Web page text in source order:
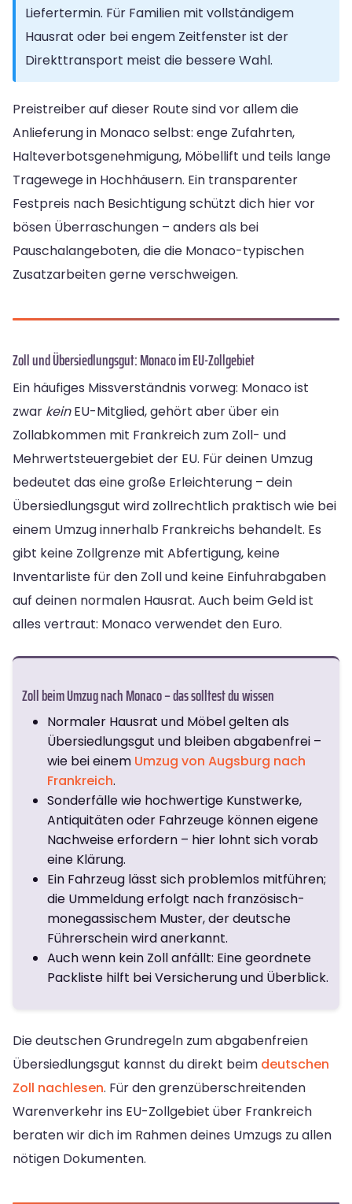
Liefertermin. Für Familien mit vollständigem
Hausrat oder bei engem Zeitfenster ist der
Direkttransport meist die bessere Wahl.
Preistreiber auf dieser Route sind vor allem die
Anlieferung in Monaco selbst: enge Zufahrten,
Halteverbotsgenehmigung, Möbellift und teils lange
Tragewege in Hochhäusern. Ein transparenter
Festpreis nach Besichtigung schützt dich hier vor
bösen Überraschungen – anders als bei
Pauschalangeboten, die die Monaco-typischen
Zusatzarbeiten gerne verschweigen.
Zoll und Übersiedlungsgut: Monaco im EU-Zollgebiet
Ein häufiges Missverständnis vorweg: Monaco ist
zwar keinEU-Mitglied, gehört aber über ein
Zollabkommen mit Frankreich zum Zoll- und
Mehrwertsteuergebiet der EU. Für deinen Umzug
bedeutet das eine große Erleichterung – dein
Übersiedlungsgut wird zollrechtlich praktisch wie bei
einem Umzug innerhalb Frankreichs behandelt. Es
gibt keine Zollgrenze mit Abfertigung, keine
Inventarliste für den Zoll und keine Einfuhrabgaben
auf deinen normalen Hausrat. Auch beim Geld ist
alles vertraut: Monaco verwendet den Euro.
Zoll beim Umzug nach Monaco – das solltest du wissen
Normaler Hausrat und Möbel gelten als
Übersiedlungsgut und bleiben abgabenfrei –
wie bei einem Umzug von Augsburg nach
Frankreich.
Sonderfälle wie hochwertige Kunstwerke,
Antiquitäten oder Fahrzeuge können eigene
Nachweise erfordern – hier lohnt sich vorab
eine Klärung.
Ein Fahrzeug lässt sich problemlos mitführen;
die Ummeldung erfolgt nach französisch-
monegassischem Muster, der deutsche
Führerschein wird anerkannt.
Auch wenn kein Zoll anfällt: Eine geordnete
Packliste hilft bei Versicherung und Überblick.
Die deutschen Grundregeln zum abgabenfreien
Übersiedlungsgut kannst du direkt beim deutschen
Zoll nachlesen. Für den grenzüberschreitenden
Warenverkehr ins EU-Zollgebiet über Frankreich
beraten wir dich im Rahmen deines Umzugs zu allen
nötigen Dokumenten.